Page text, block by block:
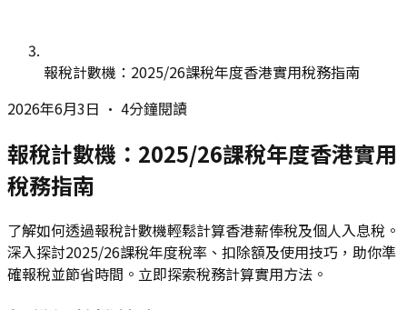
報稅計數機：2025/26課稅年度香港實用稅務指南
2026年6月3日 • 4分鐘閱讀
報稅計數機：2025/26課稅年度香港實用
稅務指南
了解如何透過報稅計數機輕鬆計算香港薪俸稅及個人入息稅。
深入探討2025/26課稅年度稅率、扣除額及使用技巧，助你準
確報稅並節省時間。立即探索稅務計算實用方法。